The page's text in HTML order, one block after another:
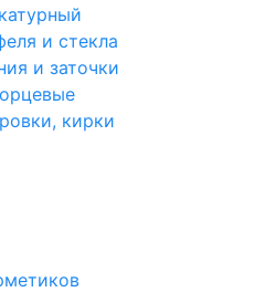
и стекла
и заточки
кирки